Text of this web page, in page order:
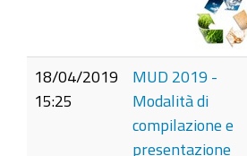
18/04/2019
15:25
MUD 2019 -
Modalità di
compilazione e
presentazione